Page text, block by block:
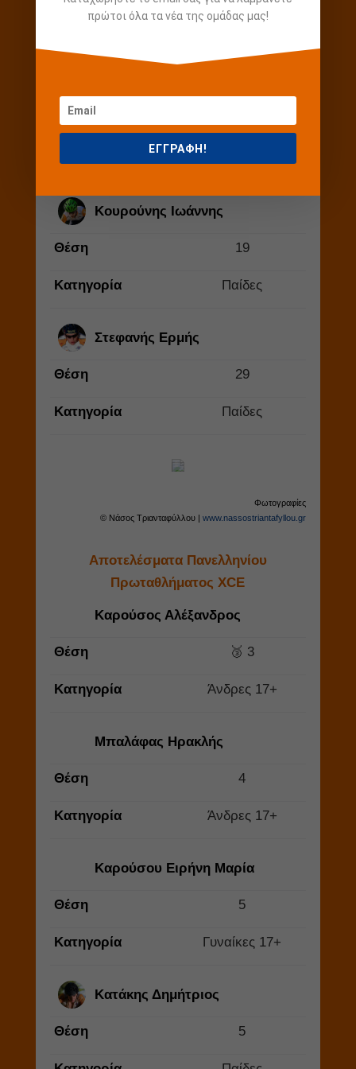
Θέση 🥉 3
Κατηγορία
Κουρούνης Ιωάννης
Θέση 19
Κατηγορία Παίδες
Στεφανής Ερμής
Θέση 29
Κατηγορία Παίδες
Φωτογραφίες
© Νάσος Τριανταφύλλου |www.nassostriantafyllou.gr
Αποτελέσματα Πανελληνίου
Πρωταθλήματος XCE
Καρούσος Αλέξανδρος
Θέση 🥉 3
Κατηγορία Άνδρες 17+
Μπαλάφας Ηρακλής
Θέση 4
Κατηγορία Άνδρες 17+
Καρούσου Ειρήνη Μαρία
Θέση 5
Κατηγορία Γυναίκες 17+
Κατάκης Δημήτριος
Θέση 5
πρώτοι όλα τα νέα της ομάδας μας!
ΕΓΓΡΑΦΗ!